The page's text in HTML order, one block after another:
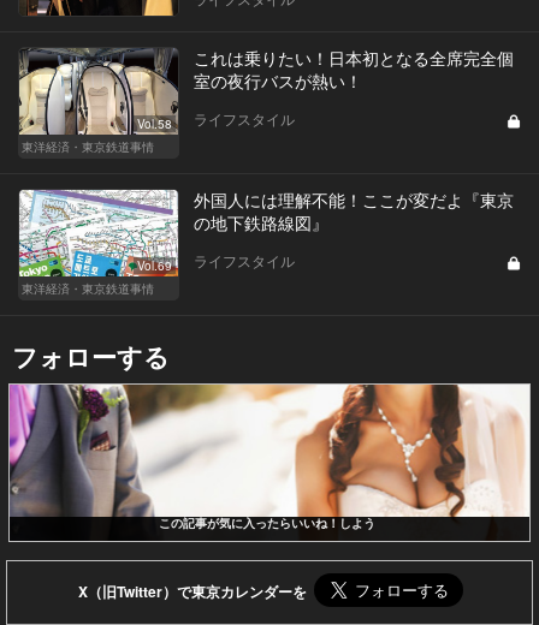
Vol.58
東洋経済・東京鉄道事情
これは乗りたい！日本初となる全席完全個
室の夜行バスが熱い！
ライフスタイル
Vol.69
東洋経済・東京鉄道事情
外国人には理解不能！ここが変だよ『東京
の地下鉄路線図』
ライフスタイル
フォローする
この記事が気に入ったらいいね！しよう
X（旧Twitter）で東京カレンダーを